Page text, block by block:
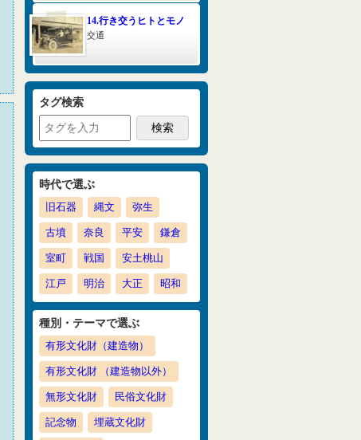
14.行き交うヒトとモノ
交通
タグ検索
時代で選ぶ
旧石器 縄文 弥生
古墳 奈良 平安 鎌倉
室町 戦国 安土桃山
江戸 明治 大正 昭和
種別・テーマで選ぶ
有形文化財（建造物）
有形文化財 （建造物以外）
無形文化財 民俗文化財
記念物 埋蔵文化財